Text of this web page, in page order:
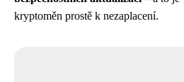
kryptoměn prostě k nezaplacení.